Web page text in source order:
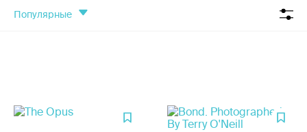
популярные